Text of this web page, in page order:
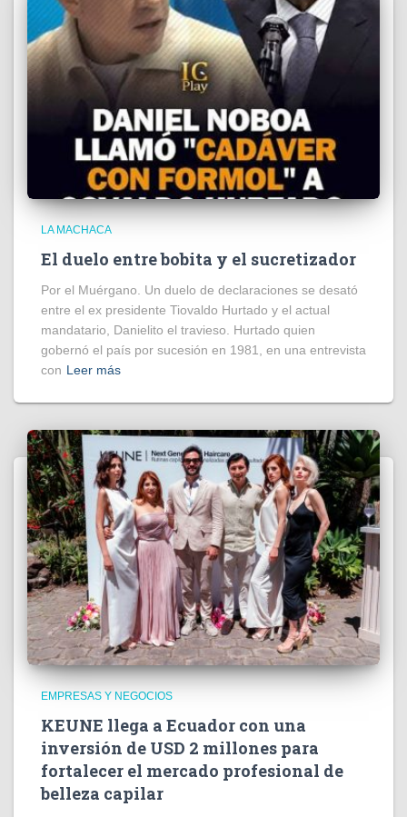
LA MACHACA
El duelo entre bobita y el sucretizador
Por el Muérgano. Un duelo de declaraciones se desató
entre el ex presidente Tiovaldo Hurtado y el actual
mandatario, Danielito el travieso. Hurtado quien
gobernó el país por sucesión en 1981, en una entrevista
con Leer más
EMPRESAS Y NEGOCIOS
KEUNE llega a Ecuador con una
inversión de USD 2 millones para
fortalecer el mercado profesional de
belleza capilar